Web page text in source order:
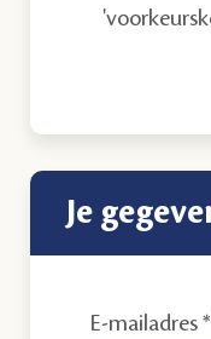
Je
E-mailadres